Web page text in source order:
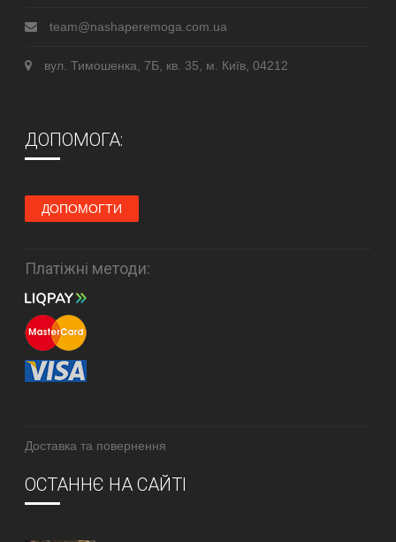
team@nashaperemoga.com.ua
вул. Тимошенка, 7Б, кв. 35, м. Київ, 04212
ДОПОМОГА:
ДОПОМОГТИ
Платіжні методи:
Доставка та повернення
ОСТАННЄ НА САЙТІ